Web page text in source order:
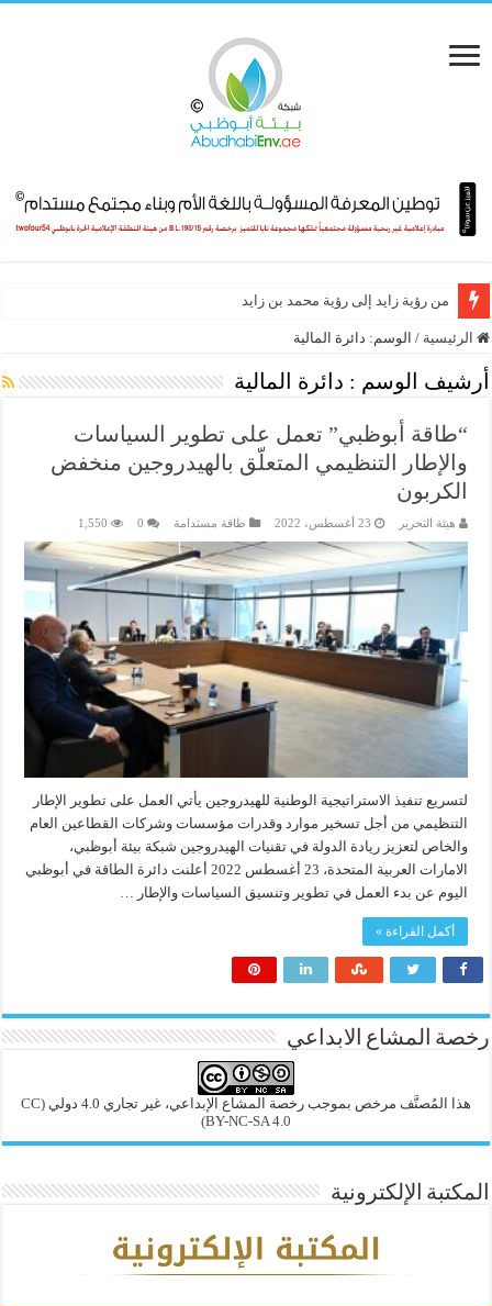
من رؤية زايد إلى رؤية محمد بن زايد
الرئيسية / الوسم: دائرة المالية
أرشيف الوسم : دائرة المالية
“طاقة أبوظبي” تعمل على تطوير السياسات
والإطار التنظيمي المتعلّق بالهيدروجين منخفض
الكربون
هيئة التحرير 23 أغسطس، 2022 طاقة مستدامة 0
1,550
لتسريع تنفيذ الاستراتيجية الوطنية للهيدروجين يأتي العمل على تطوير الإطار
التنظيمي من أجل تسخير موارد وقدرات مؤسسات وشركات القطاعين العام
والخاص لتعزيز ريادة الدولة في تقنيات الهيدروجين شبكة بيئة أبوظبي،
الامارات العربية المتحدة، 23 أغسطس 2022 أعلنت دائرة الطاقة في أبوظبي
اليوم عن بدء العمل في تطوير وتنسيق السياسات والإطار …
أكمل القراءة »
رخصة المشاع الابداعي
هذا المُصنَّف مرخص بموجب رخصة المشاع الإبداعي، غير تجاري 4.0 دولي
(CC
BY-NC-SA 4.0)
المكتبة الإلكترونية